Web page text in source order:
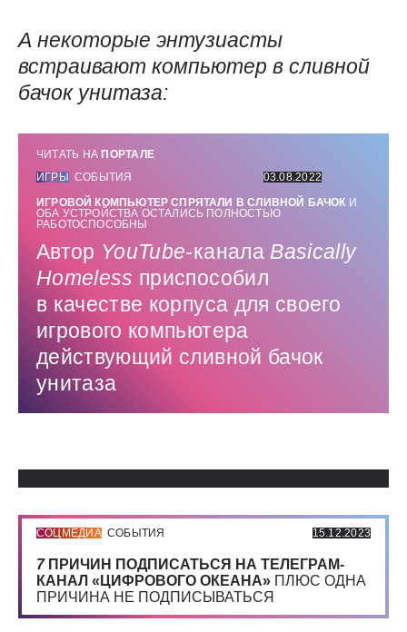
А некоторые энтузиасты
встраивают компьютер в сливной
бачок унитаза:
ЧИТАТЬ НА ПОРТАЛЕ
ИГРЫ
СОБЫТИЯ
03.08.2022
ИГРОВОЙ КОМПЬЮТЕР СПРЯТАЛИ В СЛИВНОЙ БАЧОК И
ОБА УСТРОЙСТВА ОСТАЛИСЬ ПОЛНОСТЬЮ
РАБОТОСПОСОБНЫ
Автор YouTube-канала Basically
Homeless приспособил
в качестве корпуса для своего
игрового компьютера
действующий сливной бачок
унитаза
СОЦМЕДИА СОБЫТИЯ 15.12.2023
7 ПРИЧИН ПОДПИСАТЬСЯ НА ТЕЛЕГРАМ-
КАНАЛ «ЦИФРОВОГО ОКЕАНА» ПЛЮС ОДНА
ПРИЧИНА НЕ ПОДПИСЫВАТЬСЯ